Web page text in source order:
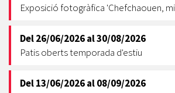
Exposició fotogràfica 'Chefchaouen,
Del26/06/2026al30/08/2026
Patis oberts temporada d'estiu
Del13/06/2026al08/09/2026